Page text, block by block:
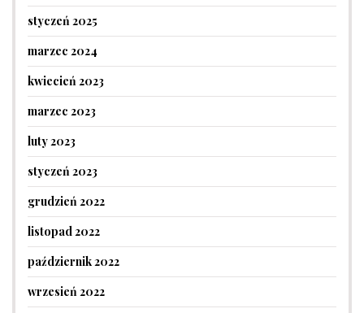
styczeń 2025
marzec 2024
kwiecień 2023
marzec 2023
luty 2023
styczeń 2023
grudzień 2022
listopad 2022
październik 2022
wrzesień 2022